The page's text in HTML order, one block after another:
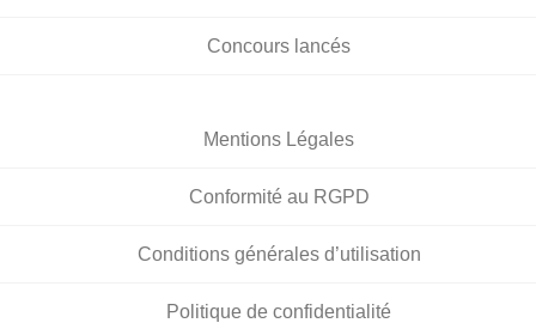
Concours lancés
Mentions Légales
Conformité au RGPD
Conditions générales d’utilisation
Politique de confidentialité